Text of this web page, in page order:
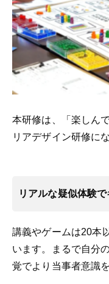
本研修は、
「楽しん
リアデザイン研修に
リアルな疑似体験
講義やゲームは20本
います。まるで自分
覚でより当事者意識